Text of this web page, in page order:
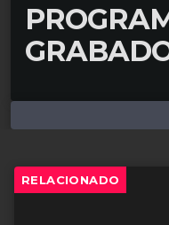
RELACIONADO